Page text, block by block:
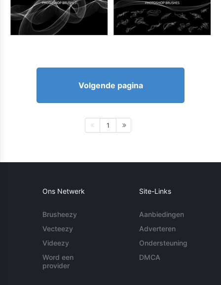
Volgende pagina
1
Ons Netwerk
Brusheezy
Vecteezy
Videezy
Word een
provider
Site-Links
Aanbiedingen
Adverteren
Ondersteuning
DMCA